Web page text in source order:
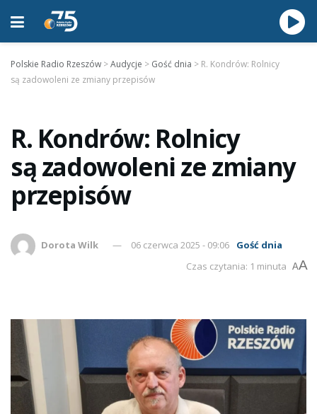
Polskie Radio Rzeszów >Audycje > Gość dnia > R. Kondrów: Rolnicy
są zadowoleni ze zmiany przepisów
R. Kondrów: Rolnicy
są zadowoleni ze zmiany
przepisów
Dorota Wilk 06 czerwca 2025 - 09:06
Gość dnia
Czas czytania: 1 minuta AA